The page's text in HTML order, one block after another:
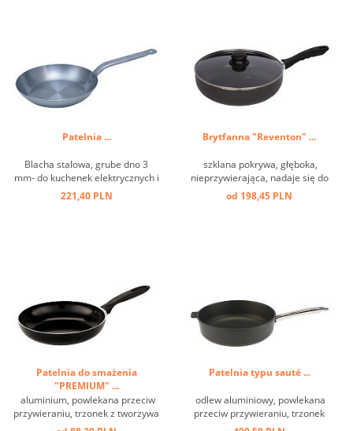
Patelnia ...
Blacha stalowa, grube dno 3
mm- do kuchenek elektrycznych i
indukcyjnych ...
221,40 PLN
Brytfanna "Reventon" ...
szklana pokrywa, głęboka,
nieprzywierająca, nadaje się do
indukcji ...
od 198,45 PLN
Patelnia do smażenia
"PREMIUM" ...
aluminium, powlekana przeciw
przywieraniu, trzonek z tworzywa
sztucznego ...
Patelnia typu sauté ...
odlew aluminiowy, powlekana
przeciw przywieraniu, trzonek
stal nierdzewna, nadaje się do